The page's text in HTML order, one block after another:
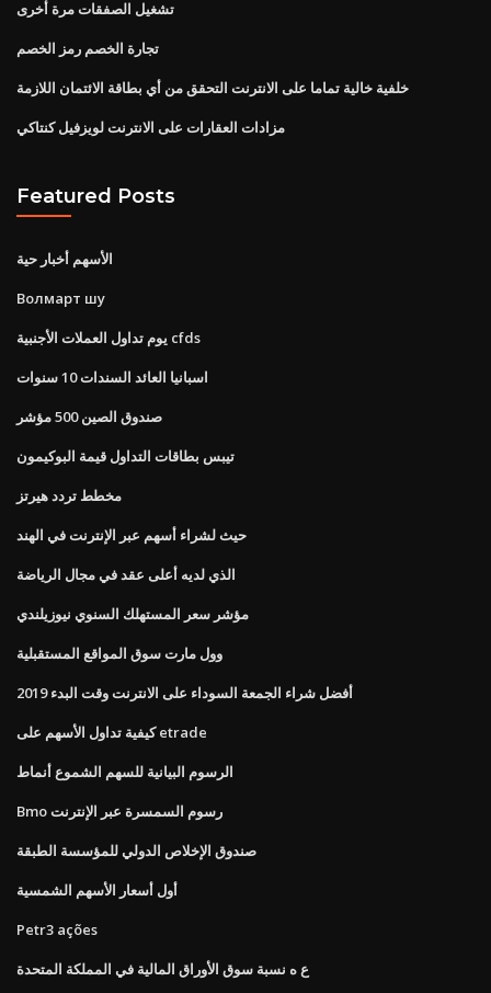
تشغيل الصفقات مرة أخرى
تجارة الخصم رمز الخصم
خلفية خالية تماما على الانترنت التحقق من أي بطاقة الائتمان اللازمة
مزادات العقارات على الانترنت لويزفيل كنتاكي
Featured Posts
الأسهم أخبار حية
Волмарт шу
يوم تداول العملات الأجنبية cfds
اسبانيا العائد السندات 10 سنوات
صندوق الصين 500 مؤشر
تيبس بطاقات التداول قيمة البوكيمون
مخطط تردد هيرتز
حيث لشراء أسهم عبر الإنترنت في الهند
الذي لديه أعلى عقد في مجال الرياضة
مؤشر سعر المستهلك السنوي نيوزيلندي
وول مارت سوق المواقع المستقبلية
أفضل شراء الجمعة السوداء على الانترنت وقت البدء 2019
كيفية تداول الأسهم على etrade
الرسوم البيانية للسهم الشموع أنماط
Bmo رسوم السمسرة عبر الإنترنت
صندوق الإخلاص الدولي للمؤسسة الطبقة
أول أسعار الأسهم الشمسية
Petr3 ações
ع ه نسبة سوق الأوراق المالية في المملكة المتحدة